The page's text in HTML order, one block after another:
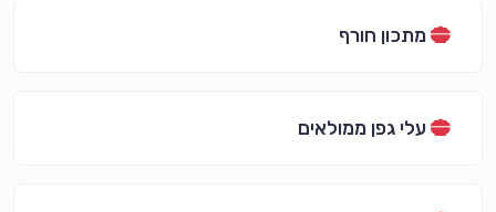
מתכון חורף
עלי גפן ממולאים